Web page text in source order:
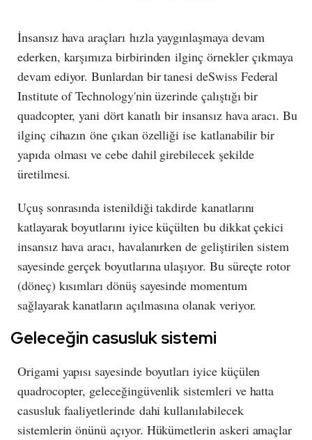
İnsansız hava araçları hızla yaygınlaşmaya devam
ederken, karşımıza birbirinden ilginç örnekler çıkmaya
devam ediyor. Bunlardan bir tanesi deSwiss Federal
Institute of Technology'nin üzerinde çalıştığı bir
quadcopter, yani dört kanatlı bir insansız hava aracı. Bu
ilginç cihazın öne çıkan özelliği ise katlanabilir bir
yapıda olması ve cebe dahil girebilecek şekilde
üretilmesi.
Uçuş sonrasında istenildiği takdirde kanatlarını
katlayarak boyutlarını iyice küçülten bu dikkat çekici
insansız hava aracı, havalanırken de geliştirilen sistem
sayesinde gerçek boyutlarına ulaşıyor. Bu süreçte rotor
(döneç) kısımları dönüş sayesinde momentum
sağlayarak kanatların açılmasına olanak veriyor.
Geleceğin casusluk sistemi
Origami yapısı sayesinde boyutları iyice küçülen
quadrocopter, geleceğingüvenlik sistemleri ve hatta
casusluk faaliyetlerinde dahi kullanılabilecek
sistemlerin önünü açıyor. Hükümetlerin askeri amaçlar